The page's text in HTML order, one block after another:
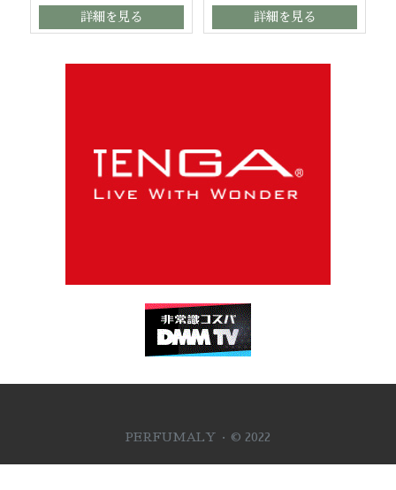
詳細を見る 詳細を見る
PERFUMALY · © 2022